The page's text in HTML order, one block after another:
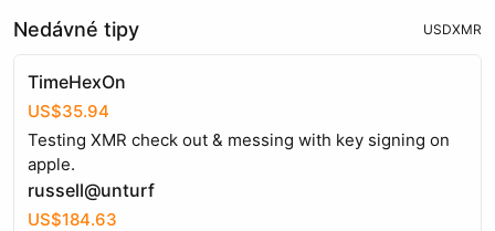
Nedávné tipy USDXMR
TimeHexOn
US$35.94
Testing XMR check out & messing with key signing on
apple.
russell@unturf
US$184.63